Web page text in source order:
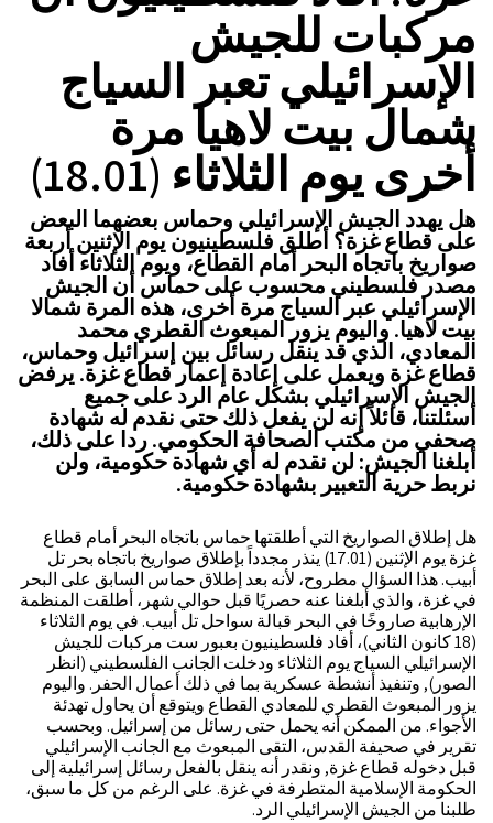
مركبات للجيش
الإسرائيلي تعبر السياج
شمال بيت لاهيا مرة
أخرى يوم الثلاثاء (18.01)
هل يهدد الجيش الإسرائيلي وحماس بعضهما البعض
على قطاع غزة؟ أطلق فلسطينيون يوم الإثنين أربعة
صواريخ باتجاه البحر أمام القطاع، ويوم الثلاثاء أفاد
مصدر فلسطيني محسوب على حماس أن الجيش
الإسرائيلي عبر السياج مرة أخرى، هذه المرة شمالا
بيت لاهيا. واليوم يزور المبعوث القطري محمد
المعادي، الذي قد ينقل رسائل بين إسرائيل وحماس،
قطاع غزة ويعمل على إعادة إعمار قطاع غزة. يرفض
الجيش الإسرائيلي بشكل عام الرد على جميع
أسئلتنا، قائلاً إنه لن يفعل ذلك حتى نقدم له شهادة
صحفي من مكتب الصحافة الحكومي. ردا على ذلك،
أبلغنا الجيش: لن نقدم له أي شهادة حكومية، ولن
نربط حرية التعبير بشهادة حكومية.
هل إطلاق الصواريخ التي أطلقتها حماس باتجاه البحر أمام قطاع
غزة يوم الإثنين (17.01) ينذر مجدداً بإطلاق صواريخ باتجاه بحر تل
أبيب. هذا السؤال مطروح، لأنه بعد إطلاق حماس السابق على البحر
في غزة، والذي أبلغنا عنه حصريًا قبل حوالي شهر، أطلقت المنظمة
الإرهابية صاروخًا في البحر قبالة سواحل تل أبيب. في يوم الثلاثاء
(18 كانون الثاني)، أفاد فلسطينيون بعبور ست مركبات للجيش
الإسرائيلي السياج يوم الثلاثاء ودخلت الجانب الفلسطيني (انظر
الصور), وتنفيذ أنشطة عسكرية بما في ذلك أعمال الحفر. واليوم
يزور المبعوث القطري للمعادي القطاع ويتوقع أن يحاول تهدئة
الأجواء. من الممكن أنه يحمل حتى رسائل من إسرائيل. وبحسب
تقرير في صحيفة القدس، التقى المبعوث مع الجانب الإسرائيلي
قبل دخوله قطاع غزة, ونقدر أنه ينقل بالفعل رسائل إسرائيلية إلى
الحكومة الإسلامية المتطرفة في غزة. على الرغم من كل ما سبق،
طلبنا من الجيش الإسرائيلي الرد.